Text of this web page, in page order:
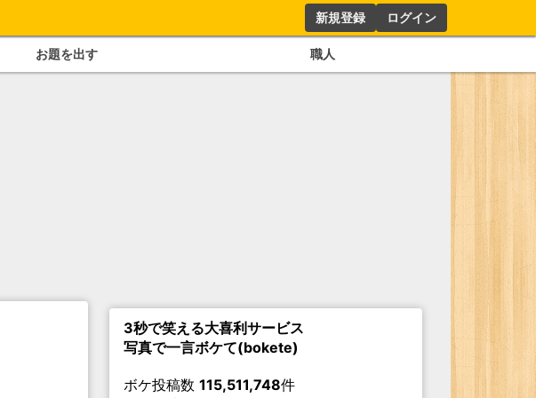
新規登録 ログイン
お題を出す 職人
3秒で笑える大喜利サービス
写真で一言ボケて(bokete)
ボケ投稿数 115,511,748件